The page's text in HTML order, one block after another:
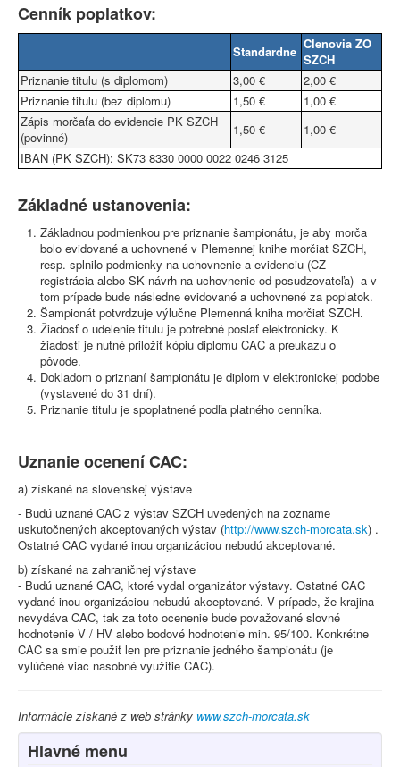
Cenník poplatkov:
Štandardne Členovia ZO
SZCH
Priznanie titulu (s diplomom)
3,00 €
2,00 €
Priznanie titulu (bez diplomu)
1,50 €
1,00 €
Zápis morčaťa do evidencie PK SZCH
(povinné)
1,50 €
1,00 €
IBAN (PK SZCH): SK73 8330 0000 0022 0246 3125
Základné ustanovenia:
Základnou podmienkou pre priznanie šampionátu, je aby morča
bolo evidované a uchovnené v Plemennej knihe morčiat SZCH,
resp. splnilo podmienky na uchovnenie a evidenciu (CZ
registrácia alebo SK návrh na uchovnenie od posudzovateľa) a v
tom prípade bude následne evidované a uchovnené za poplatok.
Šampionát potvrdzuje výlučne Plemenná kniha morčiat SZCH.
Žiadosť o udelenie titulu je potrebné poslať elektronicky. K
žiadosti je nutné priložiť kópiu diplomu CAC a preukazu o
pôvode.
Dokladom o priznaní šampionátu je diplom v elektronickej podobe
(vystavené do 31 dní).
Priznanie titulu je spoplatnené podľa platného cenníka.
Uznanie ocenení CAC:
a) získané na slovenskej výstave
- Budú uznané CAC z výstav SZCH uvedených na zozname
uskutočnených akceptovaných výstav (http://www.szch-morcata.sk) .
Ostatné CAC vydané inou organizáciou nebudú akceptované.
b) získané na zahraničnej výstave
- Budú uznané CAC, ktoré vydal organizátor výstavy. Ostatné CAC
vydané inou organizáciou nebudú akceptované. V prípade, že krajina
nevydáva CAC, tak za toto ocenenie bude považované slovné
hodnotenie V / HV alebo bodové hodnotenie min. 95/100. Konkrétne
CAC sa smie použiť len pre priznanie jedného šampionátu (je
vylúčené viac nasobné využitie CAC).
Informácie získané z web stránky www.szch-morcata.sk
Hlavné menu